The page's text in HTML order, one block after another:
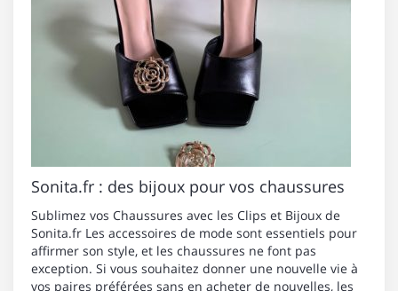
Sonita.fr : des bijoux pour vos chaussures
Sublimez vos Chaussures avec les Clips et Bijoux de
Sonita.fr Les accessoires de mode sont essentiels pour
affirmer son style, et les chaussures ne font pas
exception. Si vous souhaitez donner une nouvelle vie à
vos paires préférées sans en acheter de nouvelles, les